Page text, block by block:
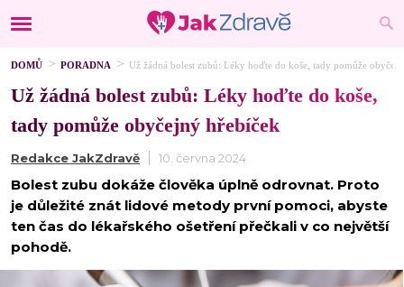
DOMŮ PORADNA Už žádná bolest zubů: Léky hoďte do koše, tady pomůže
Už žádná bolest zubů: Léky hoďte do koše,
tady pomůže obyčejný hřebíček
Redakce JakZdravě 10. června 2024
Bolest zubu dokáže člověka úplně odrovnat. Proto
je důležité znát lidové metody první pomoci, abyste
ten čas do lékařského ošetření přečkali v co největší
pohodě.